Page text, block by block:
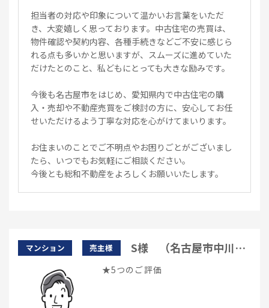
担当者の対応や印象について温かいお言葉をいただ
き、大変嬉しく思っております。中古住宅の売買は、
物件確認や契約内容、各種手続きなどご不安に感じら
れる点も多いかと思いますが、スムーズに進めていた
だけたとのこと、私どもにとっても大きな励みです。
今後も名古屋市をはじめ、愛知県内で中古住宅の購
入・売却や不動産売買をご検討の方に、安心してお任
せいただけるよう丁寧な対応を心がけてまいります。
お住まいのことでご不明点やお困りごとがございまし
たら、いつでもお気軽にご相談ください。
今後とも総和不動産をよろしくお願いいたします。
マンション 売主様
★5つのご評価